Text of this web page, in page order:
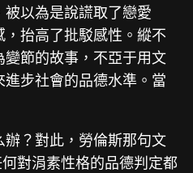
以為是說謊取了戀愛
抬高了批駁感性。縱不
節的故事，不亞于用文
步社會的品德水準。當
？對此，勞倫斯那句文
對涓素性格的品德判定都